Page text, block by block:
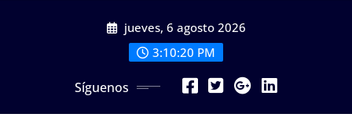
jueves, 6 agosto 2026
3:10:22 PM
Síguenos